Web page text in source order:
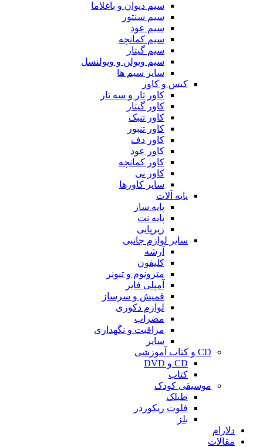
سیم دیوان و باغلاما
سیم سنتور
سیم عود
سیم کمانچه
سیم گیتار
سیم ویولن و ویولنسل
سایر سیم ها
کیس و کاور
کاور تار و سه تار
کاور گیتار
کاور تنبک
کاور تنبور
کاور دف
کاور عود
کاور کمانچه
کاور نی
سایر کاورها
پایه آلات
پایه ساز
پایه نت
زیرپایی
سایر لوازم جانبی
آرشه
کلیفون
مترونوم و تیونر
آمپلی فایر
قمیش و سرساز
لوازم دکوری
مضراب
مراقبت و نگهداری
سایر
CD و کتاب آموزشی
CD و DVD
کتاب
موسیقی کودک
طبلک
فلوت ریکوردر
بلز
دلارام
مقالات